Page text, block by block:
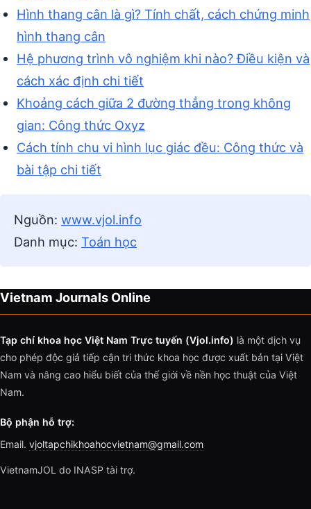
Hình thang cân là gì? Tính chất, cách chứng minh
hình thang cân
Hệ phương trình vô nghiệm khi nào? Điều kiện và
cách xác định chi tiết
Khoảng cách giữa 2 đường thẳng trong không
gian: Công thức Oxyz
Cách tính chu vi hình lục giác đều: Công thức và
bài tập chi tiết
Nguồn: www.vjol.info
Danh mục: Toán học
Vietnam Journals Online
Tạp chí khoa học Việt Nam Trực tuyến (Vjol.info) là một dịch vụ
cho phép độc giả tiếp cận tri thức khoa học được xuất bản tại Việt
Nam và nâng cao hiểu biết của thế giới về nền học thuật của Việt
Nam.
Bộ phận hỗ trợ:
Email. vjoltapchikhoahocvietnam@gmail.com
VietnamJOL do INASP tài trợ.